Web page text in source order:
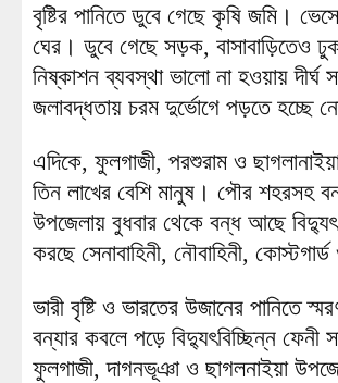
বৃষ্টির পানিতে ডুবে গেছে কৃষি জমি।
ঘের। ডুবে গেছে সড়ক, বাসাবাড়িতেও
নিষ্কাশন ব্যবস্থা ভালো না হওয়ায় দীর্ঘ
জলাবদ্ধতায় চরম দুর্ভোগে পড়তে হচ্ছে
এদিকে, ফুলগাজী, পরশুরাম ও
তিন লাখের বেশি মানুষ। পৌর শহরসহ
উপজেলায় বুধবার থেকে বন্ধ আছে
করছে সেনাবাহিনী, নৌবাহিনী, কোস্টগার্ড
ভারী বৃষ্টি ও ভারতের উজানের পানিতে
বন্যার কবলে পড়ে বিদ্যুৎবিচ্ছিন্ন ফেনী
ফুলগাজী, দাগনভূঞা ও ছাগলনাইয়া